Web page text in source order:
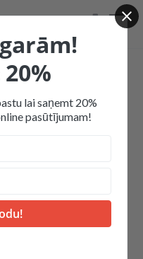
Dāvanas ar gravējumu
lai saņemt 20%
pasūtījumam!